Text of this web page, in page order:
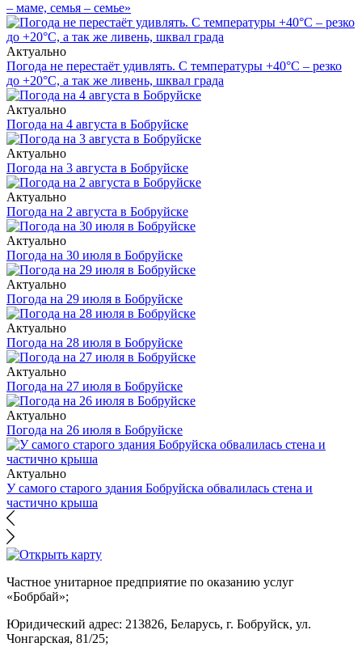
– маме, семья – семье»
Актуально
Погода не перестаёт удивлять. С температуры +40°С – резко
до +20°С, а так же ливень, шквал града
Актуально
Погода на 4 августа в Бобруйске
Актуально
Погода на 3 августа в Бобруйске
Актуально
Погода на 2 августа в Бобруйске
Актуально
Погода на 30 июля в Бобруйске
Актуально
Погода на 29 июля в Бобруйске
Актуально
Погода на 28 июля в Бобруйске
Актуально
Погода на 27 июля в Бобруйске
Актуально
Погода на 26 июля в Бобруйске
Актуально
У самого старого здания Бобруйска обвалилась стена и
частично крыша
Частное унитарное предприятие по оказанию услуг
«Бобрбай»;
Юридический адрес: 213826, Беларусь, г. Бобруйск, ул.
Чонгарская, 81/25;